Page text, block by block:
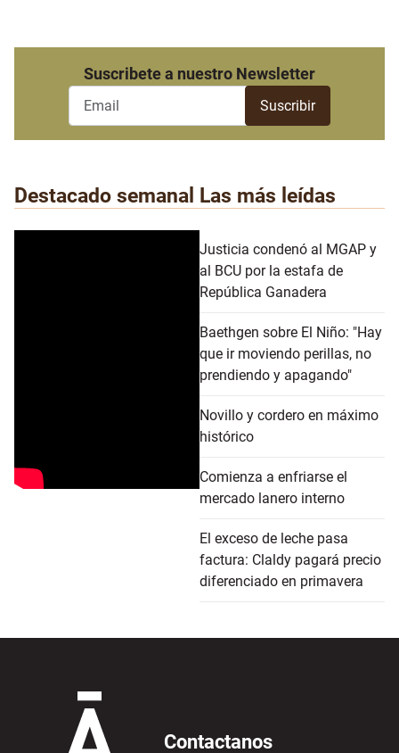
Suscribete a nuestro Newsletter
Destacado semanal Las más leídas
Justicia condenó al MGAP y
al BCU por la estafa de
República Ganadera
Baethgen sobre El Niño: "Hay
que ir moviendo perillas, no
prendiendo y apagando"
Novillo y cordero en máximo
histórico
Comienza a enfriarse el
mercado lanero interno
El exceso de leche pasa
factura: Claldy pagará precio
diferenciado en primavera
Contactanos